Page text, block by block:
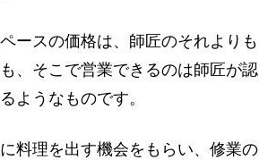
ースの価格は、師匠のそれよりも
、そこで営業できるのは師匠が認
ようなものです。
料理を出す機会をもらい、修業の